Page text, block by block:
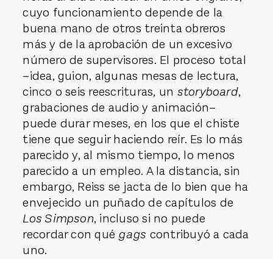
cuyo funcionamiento depende de la
buena mano de otros treinta obreros
más y de la aprobación de un excesivo
número de supervisores. El proceso total
–idea, guion, algunas mesas de lectura,
cinco o seis reescrituras, un storyboard,
grabaciones de audio y animación–
puede durar meses, en los que el chiste
tiene que seguir haciendo reír. Es lo más
parecido y, al mismo tiempo, lo menos
parecido a un empleo. A la distancia, sin
embargo, Reiss se jacta de lo bien que ha
envejecido un puñado de capítulos de
Los Simpson, incluso si no puede
recordar con qué gags contribuyó a cada
uno.